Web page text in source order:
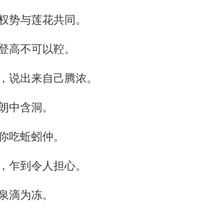
势与莲花共同。
高不可以鞚。
说出来自己腾浓。
中含洞。
吃蚯蚓仲。
乍到令人担心。
滴为冻。